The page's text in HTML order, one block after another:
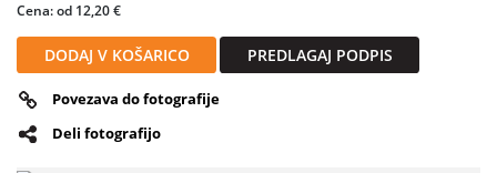
baletne umetnosti v Evropi. Peer Gynt ostaja dokaz, da slovenska
ustvarjalnost z močjo ideje, umetniške strasti in poguma dosega
svetovne razsežnosti.
Cena: od 12,20 €
DODAJ V KOŠARICO PREDLAGAJ PODPIS
Povezava do fotografije
Deli fotografijo